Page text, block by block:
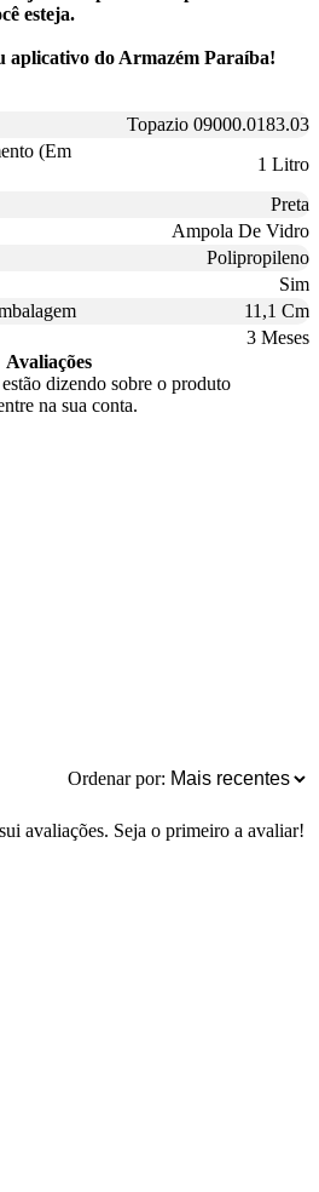
esteja.
aplicativo do Armazém Paraíba!
Topazio 09000.0183.03
(Em
1 Litro
Preta
Ampola De Vidro
Polipropileno
Sim
11,1 Cm
3 Meses
Avaliações
dizendo sobre o produto
na sua conta.
Ordenar por:
avaliações. Seja o primeiro a avaliar!